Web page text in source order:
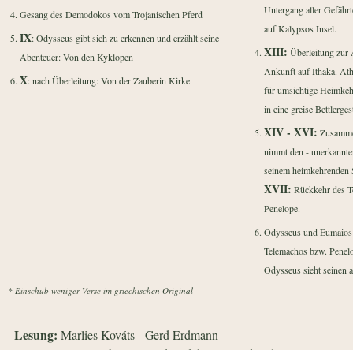
Gesang des Demodokos vom Trojanischen Pferd
IX: Odysseus gibt sich zu erkennen und erzählt seine
Abenteuer: Von den Kyklopen
X: nach Überleitung: Von der Zauberin Kirke.
Untergang aller
auf Kalypsos Insel.
XIII: Überleitung zur
Ankunft auf Ithaka.
für umsichtige
in eine greise
XIV - XVI:
nimmt den -
seinem
XVII: Rückkehr des
Penelope.
Odysseus und
Telemachos bzw.
Odysseus sieht seinen
* Einschub weniger Verse im griechischen Original
Lesung: Marlies Kováts - Gerd Erdmann